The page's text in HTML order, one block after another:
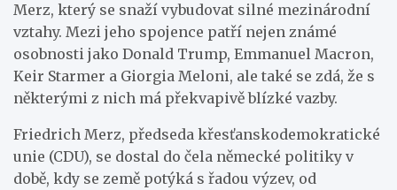
Merz, který se snaží vybudovat silné mezinárodní
vztahy. Mezi jeho spojence patří nejen známé
osobnosti jako Donald Trump, Emmanuel Macron,
Keir Starmer a Giorgia Meloni, ale také se zdá, že s
některými z nich má překvapivě blízké vazby.
Friedrich Merz, předseda křesťanskodemokratické
unie (CDU), se dostal do čela německé politiky v
době, kdy se země potýká s řadou výzev, od